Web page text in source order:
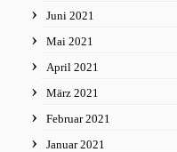
Juni 2021
Mai 2021
April 2021
März 2021
Februar 2021
Januar 2021